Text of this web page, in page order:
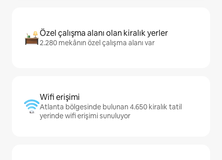
Özel çalışma alanı olan kiralık yerler
2.280 mekânın özel çalışma alanı var
Wifi erişimi
Atlanta bölgesinde bulunan 4.650 kiralık tatil
yerinde wifi erişimi sunuluyor